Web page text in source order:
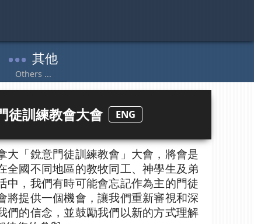
門徒訓練教會大會
ENG
大「銳意門徒訓練教會」大會，將會是
全國不同地區的教牧同工、神學生及弟
中，我們有時可能會忘記作為主的門徒
將提供一個機會，讓我們重新審視和深
們的信念，並鼓勵我們以新的方式理解